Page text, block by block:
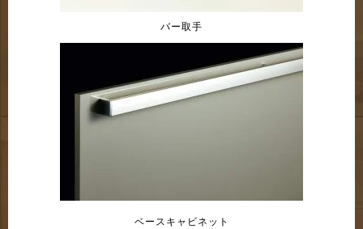
バー取手
ベースキャビネット